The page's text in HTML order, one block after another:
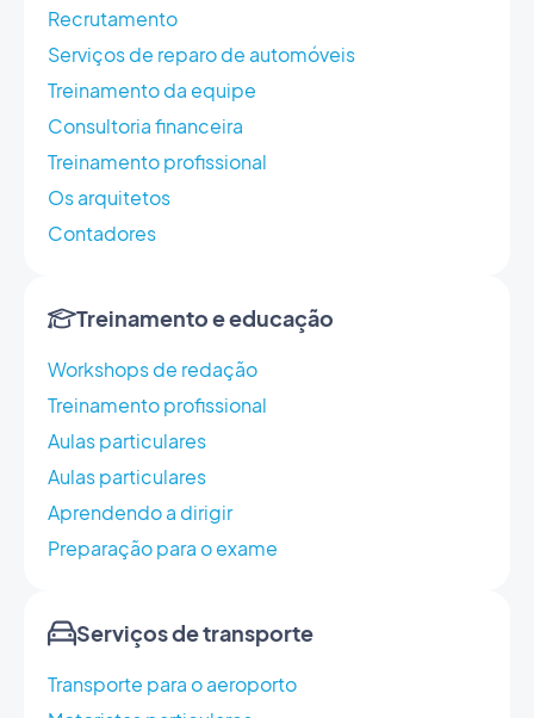
Recrutamento
Serviços de reparo de automóveis
Treinamento da equipe
Consultoria financeira
Treinamento profissional
Os arquitetos
Contadores
Treinamento e educação
Workshops de redação
Treinamento profissional
Aulas particulares
Aulas particulares
Aprendendo a dirigir
Preparação para o exame
Serviços de transporte
Transporte para o aeroporto